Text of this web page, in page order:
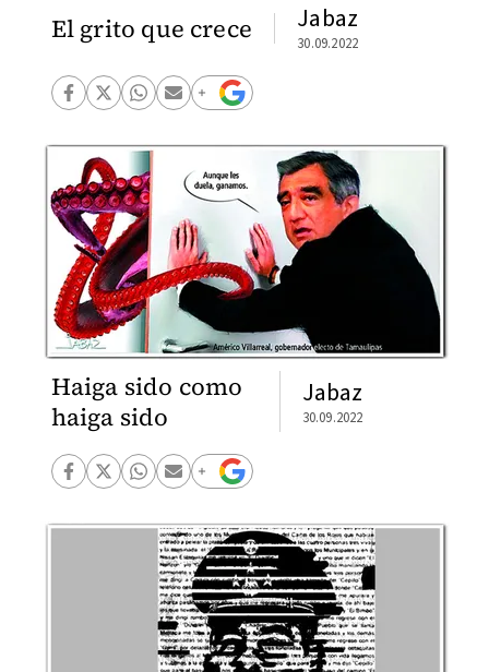
El grito que crece Jabaz
30.09.2022
Haiga sido como
haiga sido
Jabaz
30.09.2022